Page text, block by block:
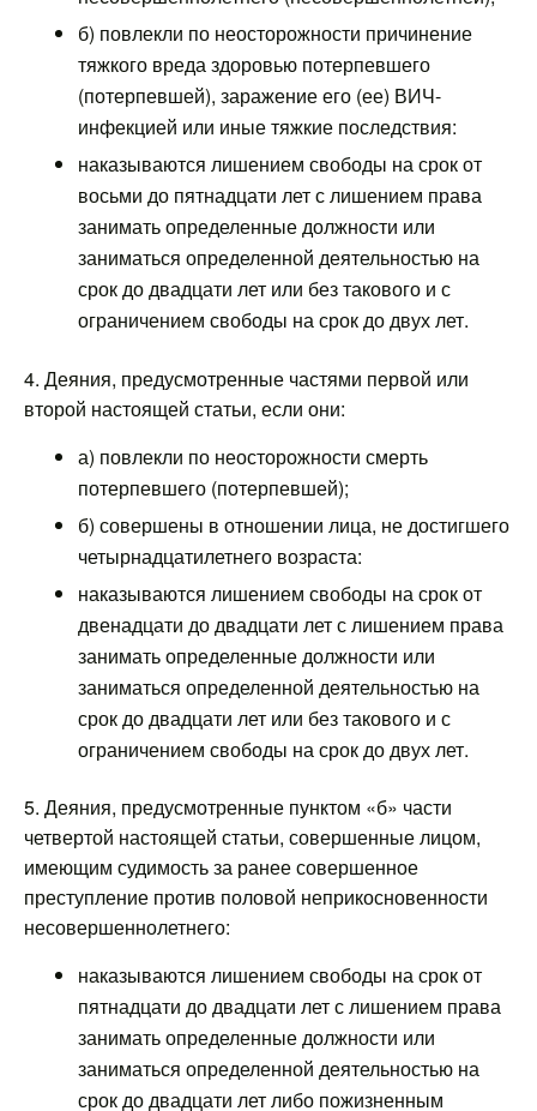
б) повлекли по неосторожности причинение
тяжкого вреда здоровью потерпевшего
(потерпевшей), заражение его (ее) ВИЧ-
инфекцией или иные тяжкие последствия:
наказываются лишением свободы на срок от
восьми до пятнадцати лет с лишением права
занимать определенные должности или
заниматься определенной деятельностью на
срок до двадцати лет или без такового и с
ограничением свободы на срок до двух лет.
4. Деяния, предусмотренные частями первой или
второй настоящей статьи, если они:
а) повлекли по неосторожности смерть
потерпевшего (потерпевшей);
б) совершены в отношении лица, не достигшего
четырнадцатилетнего возраста:
наказываются лишением свободы на срок от
двенадцати до двадцати лет с лишением права
занимать определенные должности или
заниматься определенной деятельностью на
срок до двадцати лет или без такового и с
ограничением свободы на срок до двух лет.
5. Деяния, предусмотренные пунктом «б» части
четвертой настоящей статьи, совершенные лицом,
имеющим судимость за ранее совершенное
преступление против половой неприкосновенности
несовершеннолетнего:
наказываются лишением свободы на срок от
пятнадцати до двадцати лет с лишением права
занимать определенные должности или
заниматься определенной деятельностью на
срок до двадцати лет либо пожизненным